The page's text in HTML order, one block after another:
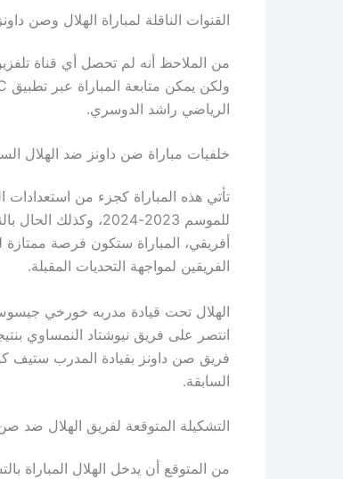
القنوات الناقلة لمباراة الهلال وصن
من الملاحظ أنه لم تحصل أي قناة
الرياضي راشد الدوسري.
خلفيات مباراة ضن داونز ضد الهلال
تأتي هذه المباراة كجزء من
للموسم 2023-2024،
أفريقي، المباراة ستكون فرصة ممتازة
الفريقين لمواجهة التحديات المقبلة.
الهلال تحت قيادة مدربه خورخي
فريق صن داونز بقيادة المدرب ستيف
السابقة.
التشكيلة المتوقعة لفريق الهلال ضد صن
من المتوقع أن يدخل الهلال المباراة